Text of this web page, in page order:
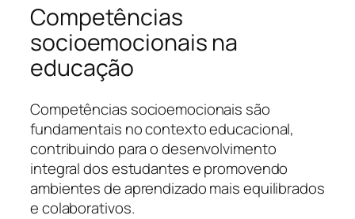
Competências
socioemocionais na
educação
Competências socioemocionais são
fundamentais no contexto educacional,
contribuindo para o desenvolvimento
integral dos estudantes e promovendo
ambientes de aprendizado mais equilibrados
e colaborativos.